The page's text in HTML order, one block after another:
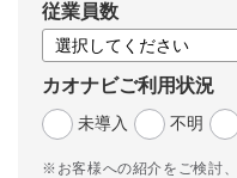
従業員数
カオナビご利用状況
未導入
不明
※お客様への紹介をご検討